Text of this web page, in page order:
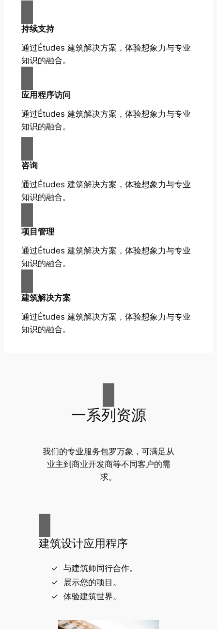
持续支持
通过Études 建筑解决方案，体验想象力与专业
知识的融合。
应用程序访问
通过Études 建筑解决方案，体验想象力与专业
知识的融合。
咨询
通过Études 建筑解决方案，体验想象力与专业
知识的融合。
项目管理
通过Études 建筑解决方案，体验想象力与专业
知识的融合。
建筑解决方案
通过Études 建筑解决方案，体验想象力与专业
知识的融合。
一系列资源
我们的专业服务包罗万象，可满足从
业主到商业开发商等不同客户的需
求。
建筑设计应用程序
与建筑师同行合作。
展示您的项目。
体验建筑世界。